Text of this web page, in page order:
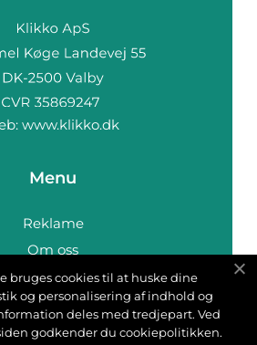
www.klikko.dk
Menu
Reklame
Om oss
Cookies
Kontakt Oss
Sitemap
bruges cookies til at huske dine
og personalisering af indhold og
deles med tredjepart. Ved
godkender du cookiepolitikken.